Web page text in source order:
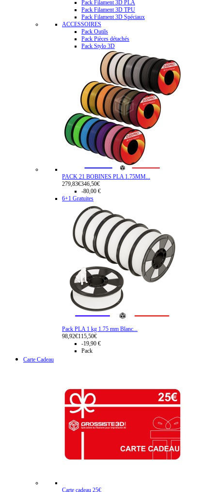
Pack Filament 3D PLA
Pack Filament 3D TPU
Pack Filament 3D Spéciaux
ACCESSOIRES
Pack Outils
Pack Pièces détachés
Pack Stylo 3D
PACK 21 BOBINES PLA 1.75MM...
279,83€346,50€
-80,00 €
6+1 Gratuites
Pack PLA 1 kg 1.75 mm Blanc...
98,92€115,50€
-19,90 €
Pack
Carte Cadeau
Carte cadeau 25€